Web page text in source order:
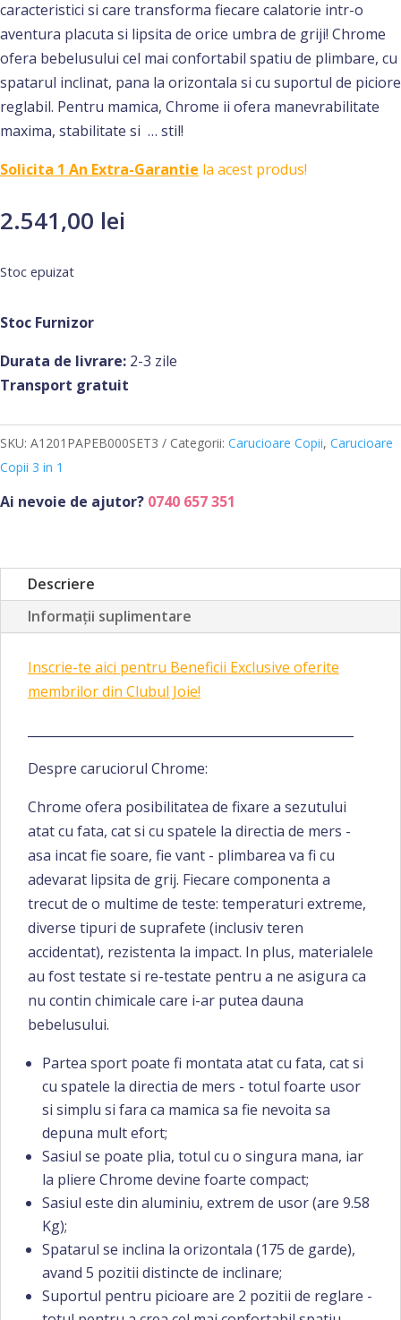
caracteristici si care transforma fiecare calatorie intr-o
aventura placuta si lipsita de orice umbra de griji! Chrome
ofera bebelusului cel mai confortabil spatiu de plimbare, cu
spatarul inclinat, pana la orizontala si cu suportul de piciore
reglabil. Pentru mamica, Chrome ii ofera manevrabilitate
maxima, stabilitate si … stil!
Solicita 1 An Extra-Garantie la acest produs!
2.541,00 lei
Stoc epuizat
Stoc Furnizor
Durata de livrare: 2-3 zile
Transport gratuit
SKU: A1201PAPEB000SET3 Categorii: Carucioare Copii, Carucioare
Copii 3 in 1
Ai nevoie de ajutor? 0740 657 351
Descriere
Informații suplimentare
Inscrie-te aici pentru Beneficii Exclusive oferite
membrilor din Clubul Joie!
Despre caruciorul Chrome:
Chrome ofera posibilitatea de fixare a sezutului
atat cu fata, cat si cu spatele la directia de mers -
asa incat fie soare, fie vant - plimbarea va fi cu
adevarat lipsita de grij. Fiecare componenta a
trecut de o multime de teste: temperaturi extreme,
diverse tipuri de suprafete (inclusiv teren
accidentat), rezistenta la impact. In plus, materialele
au fost testate si re-testate pentru a ne asigura ca
nu contin chimicale care i-ar putea dauna
bebelusului.
Partea sport poate fi montata atat cu fata, cat si
cu spatele la directia de mers - totul foarte usor
si simplu si fara ca mamica sa fie nevoita sa
depuna mult efort;
Sasiul se poate plia, totul cu o singura mana, iar
la pliere Chrome devine foarte compact;
Sasiul este din aluminiu, extrem de usor (are 9.58
Kg);
Spatarul se inclina la orizontala (175 de garde),
avand 5 pozitii distincte de inclinare;
Suportul pentru picioare are 2 pozitii de reglare -